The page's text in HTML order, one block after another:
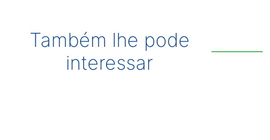
Também lhe pode
interessar